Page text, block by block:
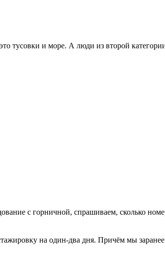
тусовки и море. А люди из второй
с горничной, спрашиваем, сколько
на один-два дня. Причём мы